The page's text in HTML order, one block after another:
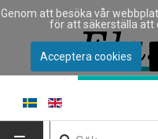
Genom att besöka vår
för att säkerställa att
Acceptera cookies